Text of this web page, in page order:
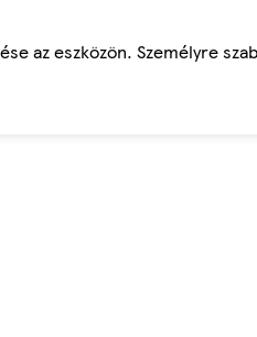
az eszközön. Személyre